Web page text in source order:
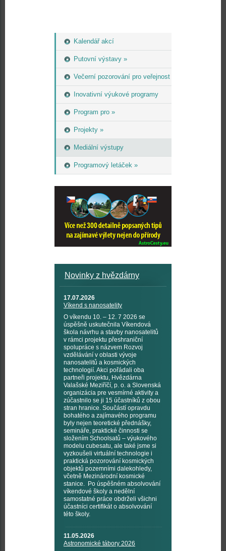
Kalendář akcí
Putovní výstavy »
Večerní pozorování pro veřejnost
Inovativní výukové programy
Program pro »
Projekty »
Mediální výstupy
Programový letáček »
Novinky z hvězdárny
17.07.2026
Víkend s nanosatelity
O víkendu 10. – 12. 7 2026 se
úspěšně uskutečnila Víkendová
škola návrhu a stavby nanosatelitů
v rámci projektu přeshraniční
spolupráce s názvem Rozvoj
vzdělávání v oblasti vývoje
nanosatelitů a kosmických
technologií. Akci pořádali oba
partneři projektu, Hvězdárna
Valašské Meziříčí, p. o. a Slovenská
organizácia pre vesmírné aktivity a
zúčastnilo se ji 15 účastníků z obou
stran hranice. Součástí opravdu
bohatého a zajímavého programu
byly nejen teoretické přednášky,
semináře, praktické činnosti se
složením Schoolsatů – výukového
modelu cubesatu, ale také jsme si
vyzkoušeli virtuální technologie i
praktická pozorování kosmických
objektů pozemními dalekohledy,
včetně Mezinárodní kosmické
stanice. Po úspěšném absolvování
víkendové školy a nedělní
samostatné práce obdrželi všichni
účastníci certifikát o absolvování
této školy.
11.05.2026
Astronomické tábory 2026